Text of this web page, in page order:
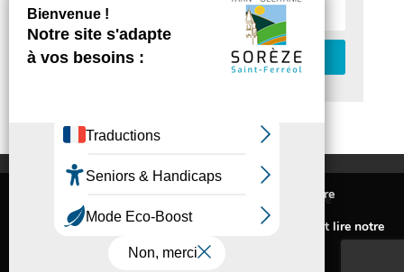
Je m'inscris
Contactez-nous
Inscrivez-vous à la newsletter de Sorèze
Mentions légales
Accessibilité
Nous utilisons des cookies pour vous offrir la meilleure
expérience sur notre site.
Pour connaitre les cookies utilisés ou les désactiver et lire notre
politique de confidentialité,
cliquez-ici